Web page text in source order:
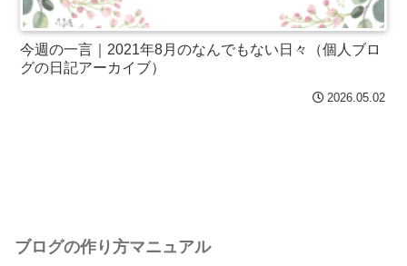
今週の一言｜2021年8月のなんでもない日々（個人ブロ
グの日記アーカイブ）
2026.05.02
ブログの作り方マニュアル